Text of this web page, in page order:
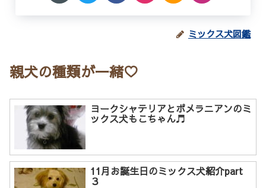
ミックス犬図鑑
親犬の種類が一緒♡
ヨークシャテリアとポメラニアンのミ
ックス犬もこちゃん♬
11月お誕生日のミックス犬紹介part
３